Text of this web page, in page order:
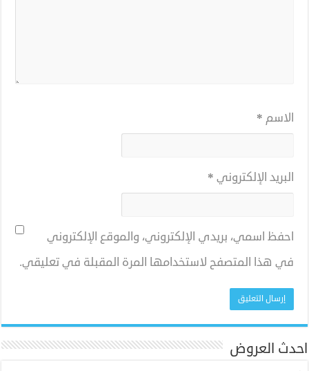
الاسم *
البريد الإلكتروني *
احفظ اسمي، بريدي الإلكتروني، والموقع الإلكتروني
في هذا المتصفح لاستخدامها المرة المقبلة في تعليقي.
احدث العروض